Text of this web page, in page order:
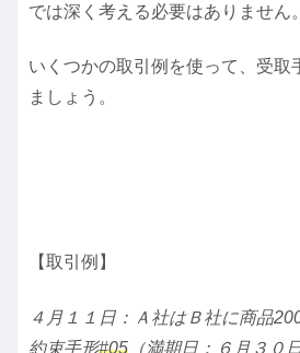
では深く考える必要はありません。
いくつかの取引例を使って、受取
ましょう。
【取引例】
４月１１日：Ａ社はＢ社に商品
約束手形#05 （満期日：６月３０